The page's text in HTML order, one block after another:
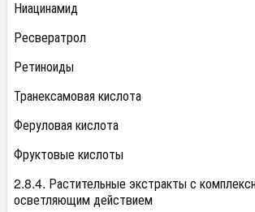
Ниацинамид
Ресвератрол
Ретиноиды
Транексамовая кислота
Феруловая кислота
Фруктовые кислоты
2.8.4. Растительные экстракты с
осветляющим действием